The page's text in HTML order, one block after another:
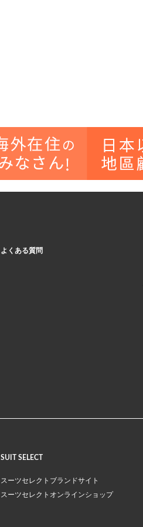
よくある質問
SUIT SELECT
スーツセレクトブランドサイト
スーツセレクトオンラインショップ